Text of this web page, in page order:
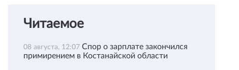
Читаемое
08 августа, 12:07 Спор о зарплате закончился
примирением в Костанайской области